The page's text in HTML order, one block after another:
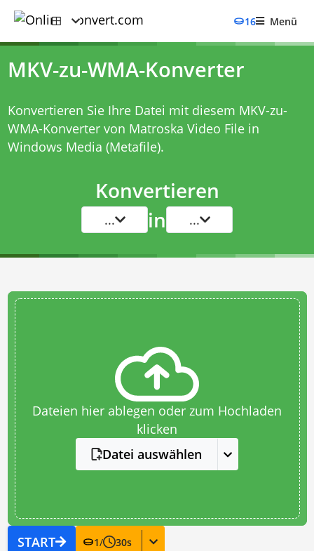
16 Menü
MKV-zu-WMA-Konverter
Konvertieren Sie Ihre Datei mit diesem MKV-zu-
WMA-Konvertervon Matroska Video File in
Windows Media (Metafile).
Konvertieren
... in ...
Dateien hier ablegen oder zum Hochladen
klicken
Datei auswählen
START 1/ 30s